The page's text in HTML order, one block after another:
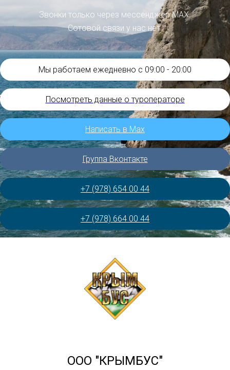
Звонки только через мессенджер МАХ.
Сотовой связи у нас нет.
Мы работаем ежедневно с 09:00 - 20:00
Посмотреть данные о туроператоре
Написать в Мах
Группа Вконтакте
+7 (978) 654 00 44
+7 (978) 664 00 44
ООО "КРЫМБУС"